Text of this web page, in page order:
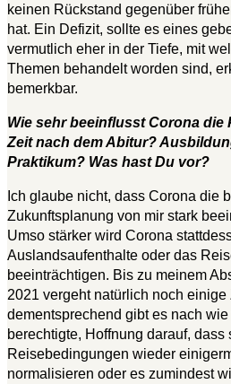
keinen Rückstand gegenüber
hat. Ein Defizit, sollte es eines
vermutlich eher in der Tiefe, mit
Themen behandelt worden sind,
bemerkbar.
Wie sehr beeinflusst Corona die
Zeit nach dem Abitur?
Praktikum? Was hast Du vor?
Ich glaube nicht, dass Corona die
Zukunftsplanung von mir stark
Umso stärker wird Corona
Auslandsaufenthalte oder das
beeinträchtigen. Bis zu meinem
2021 vergeht natürlich noch einige
dementsprechend gibt es nach
berechtigte, Hoffnung darauf, dass
Reisebedingungen wieder
normalisieren oder es zumindest